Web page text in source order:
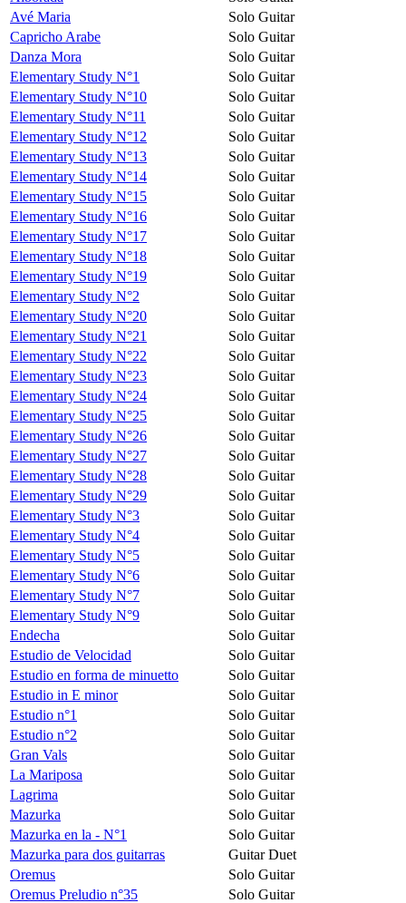
Avé Maria
Solo Guitar
Capricho Arabe
Solo Guitar
Danza Mora
Solo Guitar
Elementary Study N°1
Solo Guitar
Elementary Study N°10
Solo Guitar
Elementary Study N°11
Solo Guitar
Elementary Study N°12
Solo Guitar
Elementary Study N°13
Solo Guitar
Elementary Study N°14
Solo Guitar
Elementary Study N°15
Solo Guitar
Elementary Study N°16
Solo Guitar
Elementary Study N°17
Solo Guitar
Elementary Study N°18
Solo Guitar
Elementary Study N°19
Solo Guitar
Elementary Study N°2
Solo Guitar
Elementary Study N°20
Solo Guitar
Elementary Study N°21
Solo Guitar
Elementary Study N°22
Solo Guitar
Elementary Study N°23
Solo Guitar
Elementary Study N°24
Solo Guitar
Elementary Study N°25
Solo Guitar
Elementary Study N°26
Solo Guitar
Elementary Study N°27
Solo Guitar
Elementary Study N°28
Solo Guitar
Elementary Study N°29
Solo Guitar
Elementary Study N°3
Solo Guitar
Elementary Study N°4
Solo Guitar
Elementary Study N°5
Solo Guitar
Elementary Study N°6
Solo Guitar
Elementary Study N°7
Solo Guitar
Elementary Study N°9
Solo Guitar
Endecha
Solo Guitar
Estudio de Velocidad
Solo Guitar
Estudio en forma de minuetto
Solo Guitar
Estudio in E minor
Solo Guitar
Estudio n°1
Solo Guitar
Estudio n°2
Solo Guitar
Gran Vals
Solo Guitar
La Mariposa
Solo Guitar
Lagrima
Solo Guitar
Mazurka
Solo Guitar
Mazurka en la - N°1
Solo Guitar
Mazurka para dos guitarras
Guitar Duet
Oremus
Solo Guitar
Oremus Preludio n°35
Solo Guitar